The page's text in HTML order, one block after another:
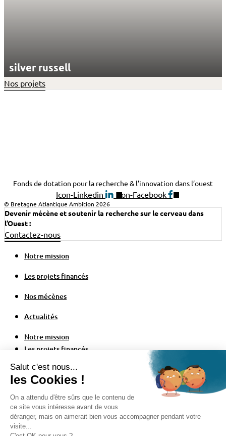
silver russell
Nos projets
Fonds de dotation pour la recherche & l’innovation dans l’ouest
Icon-Linkedin Icon-Facebook
© Bretagne Atlantique Ambition 2026
Devenir mécène et soutenir la recherche sur le cerveau dans
l’Ouest :
Contactez-nous
Notre mission
Les projets financés
Nos mécènes
Actualités
Notre mission
Les projets financés
Actualités
Politique de confidentialité